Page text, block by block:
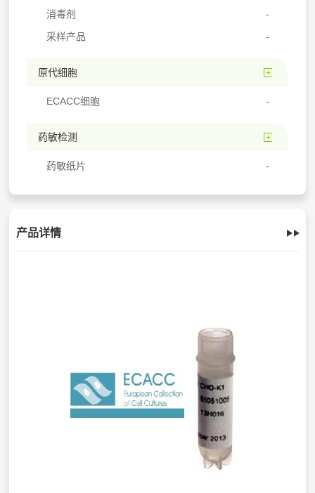
消毒剂
采样产品
原代细胞
ECACC细胞
药敏检测
药敏纸片
产品详情